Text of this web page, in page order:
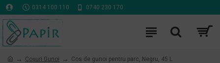
0314 100 110 0740 230 170
Coşuri Gunoi Cos de gunoi pentru parc, Negru, 45 L